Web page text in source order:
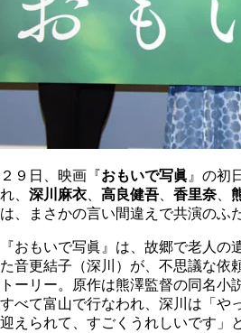
２９日、映画『おもいで写眞 』の初
れ、 深川麻衣 高良健吾 香里奈
は、まさかの言い間違えで共演のふ
『おもいで写眞』は、故郷で老人の
た音更結子（深川）が、不思議な依
トーリー。原作は熊澤監督の同名小
すべて富山で行なわれ、深川は「や
迎えられて、すごくうれしいです」